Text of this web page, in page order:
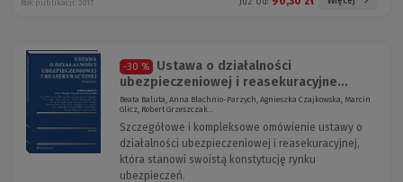
Rok publikacji: 2017
-30 %
Ustawa o działalności
ubezpieczeniowej i reasekuracyjne...
Beata Baluta, Anna Błachnio-Parzych, Agnieszka Czajkowska, Marcin
Glicz, Robert Grzeszczak...
Szczegółowe i kompleksowe omówienie ustawy o
działalności ubezpieczeniowej i reasekuracyjnej,
która stanowi swoistą konstytucję rynku
ubezpieczeń.